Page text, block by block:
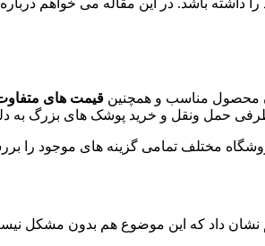
محصول مناسب و همچنین قیمت های
طرفی حمل ونقل و خرید پوشک های بزرگ به
مختلف تمامی گزینه های موجود را
نشان داد که این موضوع هم بدون مشکل